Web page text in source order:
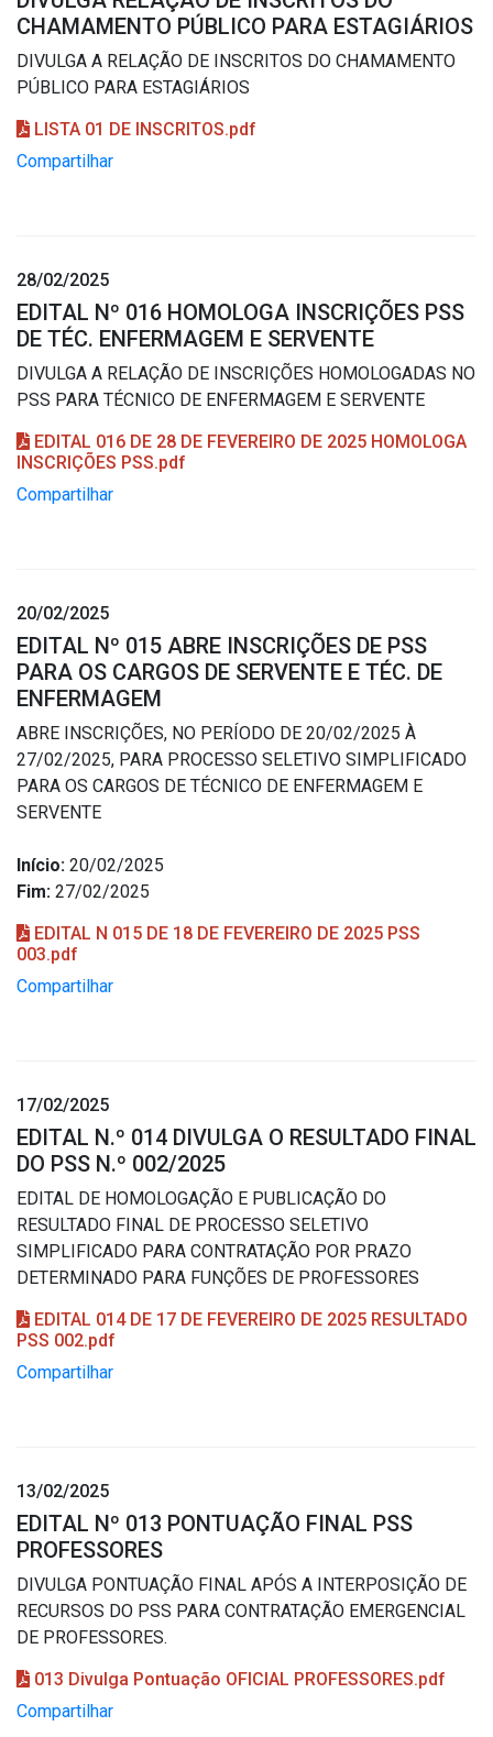
CHAMAMENTO PÚBLICO PARA ESTAGIÁRIOS
DIVULGA A RELAÇÃO DE INSCRITOS DO CHAMAMENTO
PÚBLICO PARA ESTAGIÁRIOS
LISTA 01 DE INSCRITOS.pdf
Compartilhar
28/02/2025
EDITAL Nº 016 HOMOLOGA INSCRIÇÕES PSS
DE TÉC. ENFERMAGEM E SERVENTE
DIVULGA A RELAÇÃO DE INSCRIÇÕES HOMOLOGADAS NO
PSS PARA TÉCNICO DE ENFERMAGEM E SERVENTE
EDITAL 016 DE 28 DE FEVEREIRO DE 2025 HOMOLOGA
INSCRIÇÕES PSS.pdf
Compartilhar
20/02/2025
EDITAL Nº 015 ABRE INSCRIÇÕES DE PSS
PARA OS CARGOS DE SERVENTE E TÉC. DE
ENFERMAGEM
ABRE INSCRIÇÕES, NO PERÍODO DE 20/02/2025 À
27/02/2025, PARA PROCESSO SELETIVO SIMPLIFICADO
PARA OS CARGOS DE TÉCNICO DE ENFERMAGEM E
SERVENTE
Início: 20/02/2025
Fim: 27/02/2025
EDITAL N 015 DE 18 DE FEVEREIRO DE 2025 PSS
003.pdf
Compartilhar
17/02/2025
EDITAL N.º 014 DIVULGA O RESULTADO FINAL
DO PSS N.º 002/2025
EDITAL DE HOMOLOGAÇÃO E PUBLICAÇÃO DO
RESULTADO FINAL DE PROCESSO SELETIVO
SIMPLIFICADO PARA CONTRATAÇÃO POR PRAZO
DETERMINADO PARA FUNÇÕES DE PROFESSORES
EDITAL 014 DE 17 DE FEVEREIRO DE 2025 RESULTADO
PSS 002.pdf
Compartilhar
13/02/2025
EDITAL Nº 013 PONTUAÇÃO FINAL PSS
PROFESSORES
DIVULGA PONTUAÇÃO FINAL APÓS A INTERPOSIÇÃO DE
RECURSOS DO PSS PARA CONTRATAÇÃO EMERGENCIAL
DE PROFESSORES.
013 Divulga Pontuação OFICIAL PROFESSORES.pdf
Compartilhar